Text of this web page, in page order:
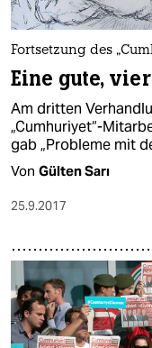
Fortsetzung des
Eine gute,
Am dritten
„Cumhuriyet“-
gab „Probleme mit
Von Gülten Sarı
25.9.2017